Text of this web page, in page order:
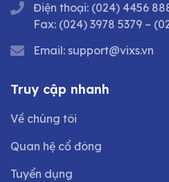
Điện thoại: (024) 4456
Fax: (024) 3978 5379 –
Email: support@vixs.vn
Truy cập nhanh
Về chúng tôi
Quan hệ cổ đông
Tuyển dụng